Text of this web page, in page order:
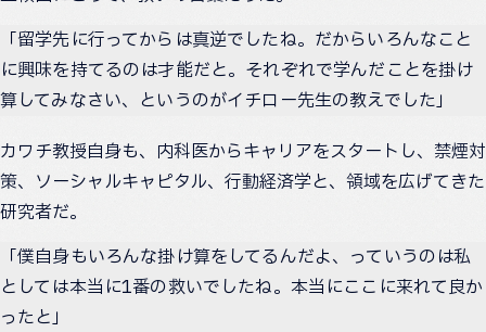
「留学先に行ってからは真逆でしたね。だからいろんなこと
に興味を持てるのは才能だと。それぞれで学んだことを掛け
算してみなさい、というのがイチロー先生の教えでした」
カワチ教授自身も、内科医からキャリアをスタートし、禁煙対
策、ソーシャルキャピタル、行動経済学と、領域を広げてきた
研究者だ。
「僕自身もいろんな掛け算をしてるんだよ、っていうのは私
としては本当に1番の救いでしたね。本当にここに来れて良か
ったと」